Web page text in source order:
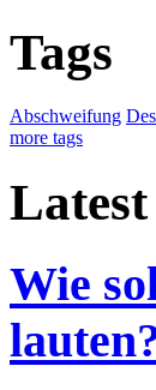
Tags
Abschweifung
more tags
Wie